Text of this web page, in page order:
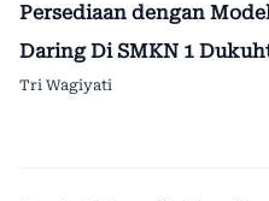
Persediaan dengan
Daring Di SMKN 1
Tri Wagiyati